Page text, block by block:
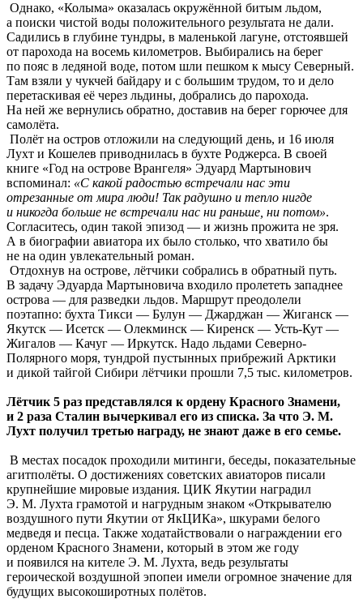
Однако, «Колыма» оказалась окружённой битым льдом,
а поиски чистой воды положительного результата не дали.
Садились в глубине тундры, в маленькой лагуне, отстоявшей
от парохода на восемь километров. Выбирались на берег
по пояс в ледяной воде, потом шли пешком к мысу Северный.
Там взяли у чукчей байдару и с большим трудом, то и дело
перетаскивая её через льдины, добрались до парохода.
На ней же вернулись обратно, доставив на берег горючее для
самолёта.
Полёт на остров отложили на следующий день, и 16 июля
Лухт и Кошелев приводнилась в бухте Роджерса. В своей
книге «Год на острове Врангеля» Эдуард Мартынович
вспоминал: «С какой радостью встречали нас эти
отрезанные от мира люди! Так радушно и тепло нигде
и никогда больше не встречали нас ни раньше, ни потом».
Согласитесь, один такой эпизод — и жизнь прожита не зря.
А в биографии авиатора их было столько, что хватило бы
не на один увлекательный роман.
Отдохнув на острове, лётчики собрались в обратный путь.
В задачу Эдуарда Мартыновича входило пролететь западнее
острова — для разведки льдов. Маршрут преодолели
поэтапно: бухта Тикси — Булун — Джарджан — Жиганск —
Якутск — Исетск — Олекминск — Киренск — Усть-Кут —
Жигалов — Качуг — Иркутск. Надо льдами Северно-
Полярного моря, тундрой пустынных прибрежий Арктики
и дикой тайгой Сибири лётчики прошли 7,5 тыс. километров.
Лётчик 5 раз представлялся к ордену Красного Знамени,
и 2 раза Сталин вычеркивал его из списка. За что Э. М.
Лухт получил третью награду, не знают даже в его семье.
В местах посадок проходили митинги, беседы, показательные
агитполёты. О достижениях советских авиаторов писали
крупнейшие мировые издания. ЦИК Якутии наградил
Э. М. Лухта грамотой и нагрудным знаком «Открывателю
воздушного пути Якутии от ЯкЦИКа», шкурами белого
медведя и песца. Также ходатайствовали о награждении его
орденом Красного Знамени, который в этом же году
и появился на кителе Э. М. Лухта, ведь результаты
героической воздушной эпопеи имели огромное значение для
будущих высокоширотных полётов.